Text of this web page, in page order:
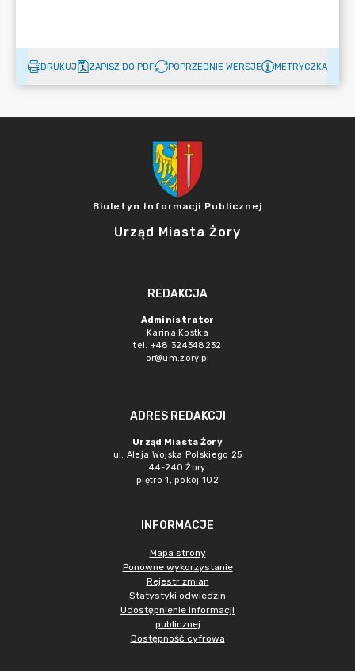
DRUKUJ ZAPISZ DO PDF POPRZEDNIE WERSJE METRYCZKA
Biuletyn Informacji Publicznej
Urząd Miasta Żory
REDAKCJA
Administrator
Karina Kostka
tel. +48 324348232
or@um.zory.pl
ADRES REDAKCJI
Urząd Miasta Żory
ul. Aleja Wojska Polskiego 25
44-240 Żory
piętro 1, pokój 102
INFORMACJE
Mapa strony
Ponowne wykorzystanie
Rejestr zmian
Statystyki odwiedzin
Udostępnienie informacji
publicznej
Dostępność cyfrowa